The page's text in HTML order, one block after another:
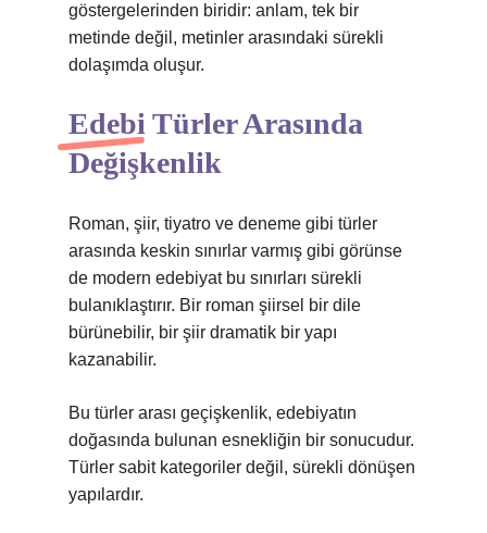
göstergelerinden biridir: anlam, tek bir
metinde değil, metinler arasındaki sürekli
dolaşımda oluşur.
Edebi Türler Arasında
Değişkenlik
Roman, şiir, tiyatro ve deneme gibi türler
arasında keskin sınırlar varmış gibi görünse
de modern edebiyat bu sınırları sürekli
bulanıklaştırır. Bir roman şiirsel bir dile
bürünebilir, bir şiir dramatik bir yapı
kazanabilir.
Bu türler arası geçişkenlik, edebiyatın
doğasında bulunan esnekliğin bir sonucudur.
Türler sabit kategoriler değil, sürekli dönüşen
yapılardır.